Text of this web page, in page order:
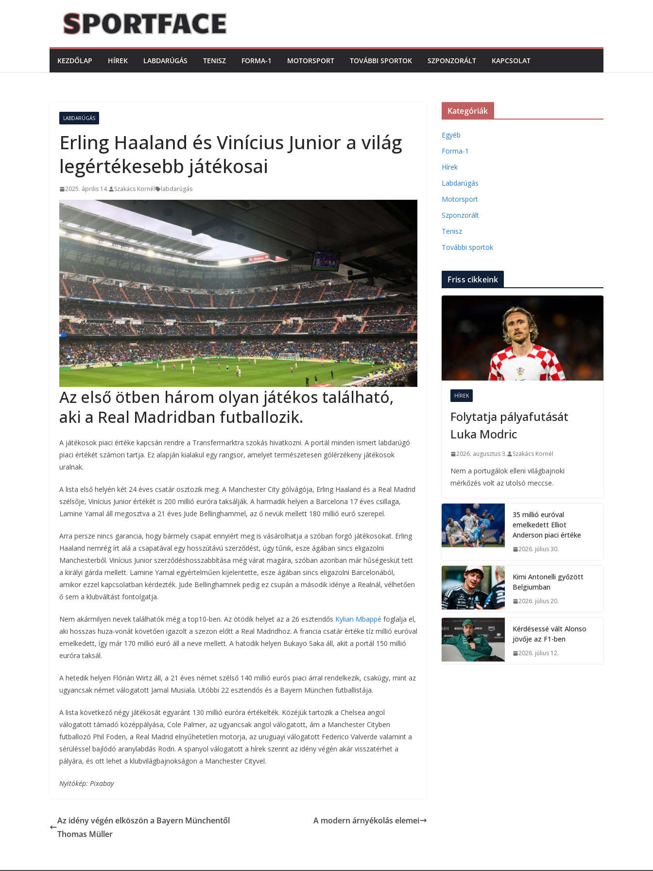
KEZDŐLAP HÍREK LABDARÚGÁS TENISZ FORMA-1 MOTORSPORT TOVÁBBI SPORTOK SZPONZORÁLT KAPCSOLAT
LABDARÚGÁS
Erling Haaland és Vinícius Junior a világ
legértékesebb játékosai
2025. április 14. Szakács Kornél labdarúgás
Az első ötben három olyan játékos található,
aki a Real Madridban futballozik.
A játékosok piaci értéke kapcsán rendre a Transfermarktra szokás hivatkozni. A portál minden ismert labdarúgó
piaci értékét számon tartja. Ez alapján kialakul egy rangsor, amelyet természetesen gólérzékeny játékosok
uralnak.
A lista első helyén két 24 éves csatár osztozik meg. A Manchester City gólvágója, Erling Haaland és a Real Madrid
szélsője, Vinícius Junior értékét is 200 millió euróra taksálják. A harmadik helyen a Barcelona 17 éves csillaga,
Lamine Yamal áll megosztva a 21 éves Jude Bellinghammel, az ő nevük mellett 180 millió euró szerepel.
Arra persze nincs garancia, hogy bármely csapat ennyiért meg is vásárolhatja a szóban forgó játékosokat. Erling
Haaland nemrég írt alá a csapatával egy hosszútávú szerződést, úgy tűnik, esze ágában sincs eligazolni
Manchesterből. Vinícius Junior szerződéshosszabbítása még várat magára, szóban azonban már hűségesküt tett
a királyi gárda mellett. Lamine Yamal egyértelműen kijelentette, esze ágában sincs eligazolni Barcelonából,
amikor ezzel kapcsolatban kérdezték. Jude Bellinghamnek pedig ez csupán a második idénye a Realnál, vélhetően
ő sem a klubváltást fontolgatja.
Nem akármilyen nevek találhatók még a top10-ben. Az ötödik helyet az a 26 esztendős Kylian Mbappé foglalja el,
aki hosszas huza-vonát követően igazolt a szezon előtt a Real Madridhoz. A francia csatár értéke tíz millió euróval
emelkedett, így már 170 millió euró áll a neve mellett. A hatodik helyen Bukayo Saka áll, akit a portál 150 millió
euróra taksál.
A hetedik helyen Flórián Wirtz áll, a 21 éves német szélső 140 millió eurós piaci árral rendelkezik, csakúgy, mint az
ugyancsak német válogatott Jamal Musiala. Utóbbi 22 esztendős és a Bayern München futballistája.
A lista következő négy játékosát egyaránt 130 millió euróra értékelték. Közéjük tartozik a Chelsea angol
válogatott támadó középpályása, Cole Palmer, az ugyancsak angol válogatott, ám a Manchester Cityben
futballozó Phil Foden, a Real Madrid elnyűhetetlen motorja, az uruguayi válogatott Federico Valverde valamint a
sérüléssel bajlódó aranylabdás Rodri. A spanyol válogatott a hírek szerint az idény végén akár visszatérhet a
pályára, és ott lehet a klubvilágbajnokságon a Manchester Cityvel.
Nyitókép: Pixabay
Az idény végén elköszön a Bayern Münchentől
Thomas Müller
A modern árnyékolás elemei
Kategóriák
Egyéb
Forma-1
Hírek
Labdarúgás
Motorsport
Szponzorált
Tenisz
További sportok
Friss cikkeink
HÍREK
Folytatja pályafutását
Luka Modric
2026. augusztus 3. Szakács Kornél
Nem a portugálok elleni világbajnoki
mérkőzés volt az utolsó meccse.
35 millió euróval
emelkedett Elliot
Anderson piaci értéke
2026. július 30.
Kimi Antonelli győzött
Belgiumban
2026. július 20.
Kérdésessé vált Alonso
jövője az F1-ben
2026. július 12.